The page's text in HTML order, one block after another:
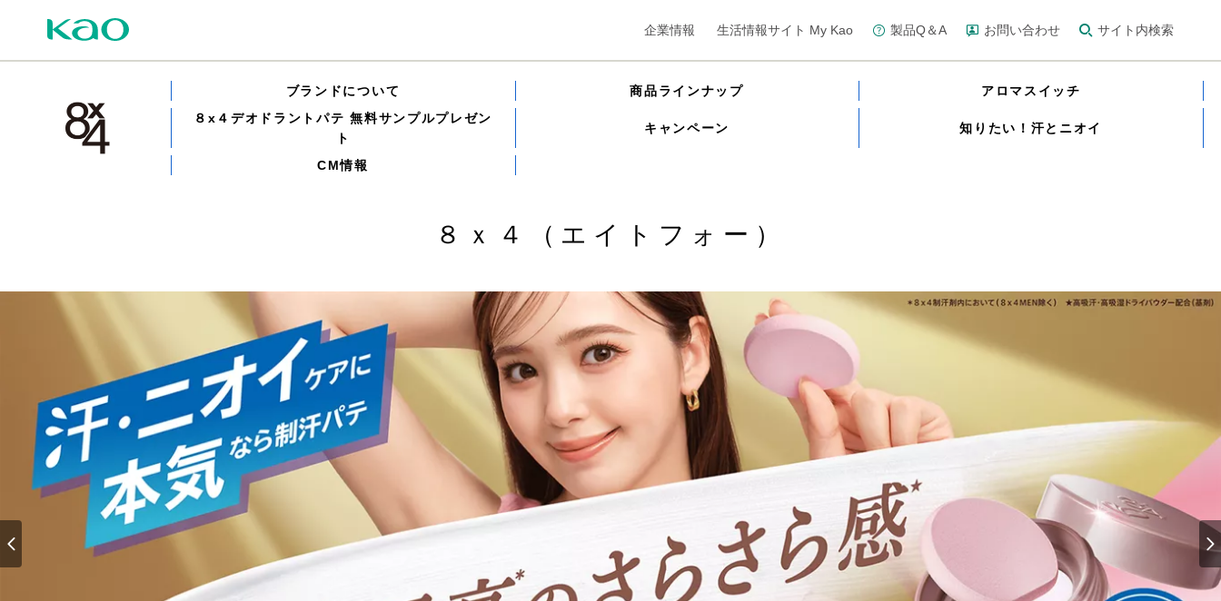
企業情報 生活情報サイト My Kao 製品Q＆A お問い合わせ サイト内検索
ブランドについて 商品ラインナップ
アロマスイッチ
８x４デオドラントパテ 無料サンプルプレゼン
ト
キャンペーン 知りたい！汗とニオイ
CM情報
８ｘ４（エイトフォー）